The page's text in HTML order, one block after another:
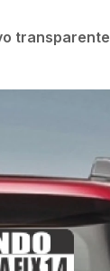
transparente